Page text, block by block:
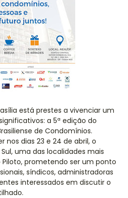
está prestes a vivenciar um
a 5ª edição do
de Condomínios.
nos dias 23 e 24 de abril, o
uma das localidades mais
prometendo ser um ponto
síndicos, administradoras
interessados em discutir o